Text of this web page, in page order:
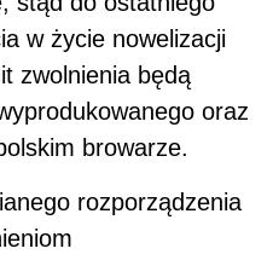
w życie nowelizacji
zwolnienia będą
oraz
browarze.
rozporządzenia